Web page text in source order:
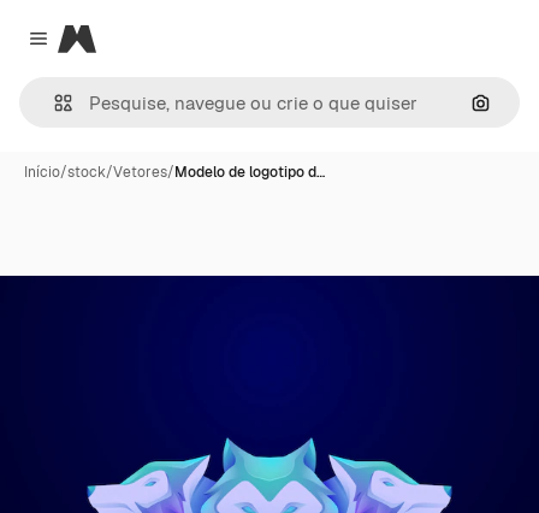
Close menu
Magnific
Início/stock/Vetores/Modelo de logotipo d…